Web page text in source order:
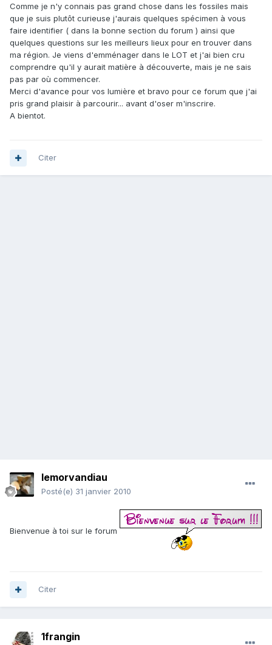
Comme je n'y connais pas grand chose dans les fossiles mais
que je suis plutôt curieuse j'aurais quelques spécimen à vous
faire identifier ( dans la bonne section du forum ) ainsi que
quelques questions sur les meilleurs lieux pour en trouver dans
ma région. Je viens d'emménager dans le LOT et j'ai bien cru
comprendre qu'il y aurait matière à découverte, mais je ne sais
pas par où commencer.
Merci d'avance pour vos lumière et bravo pour ce forum que j'ai
pris grand plaisir à parcourir... avant d'oser m'inscrire.
A bientot.
Citer
lemorvandiau
Posté(e) 31 janvier 2010
Bienvenue à toi sur le forum
Citer
1frangin